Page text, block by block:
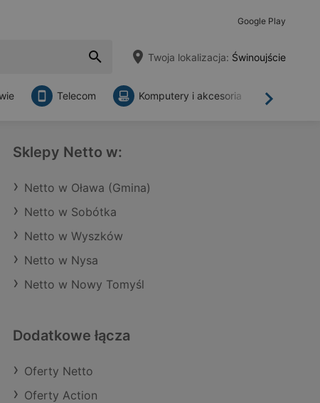
Google Play
Twoja lokalizacja: Świnoujście
Dalej
Telecom Komputery i akcesoria
Sklepy Netto w:
Netto w Oława (Gmina)
Netto w Sobótka
Netto w Wyszków
Netto w Nysa
Netto w Nowy Tomyśl
Dodatkowe łącza
Oferty Netto
Oferty Action